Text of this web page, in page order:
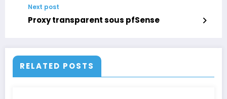
Next post
Proxy transparent sous pfSense
RELATED POSTS